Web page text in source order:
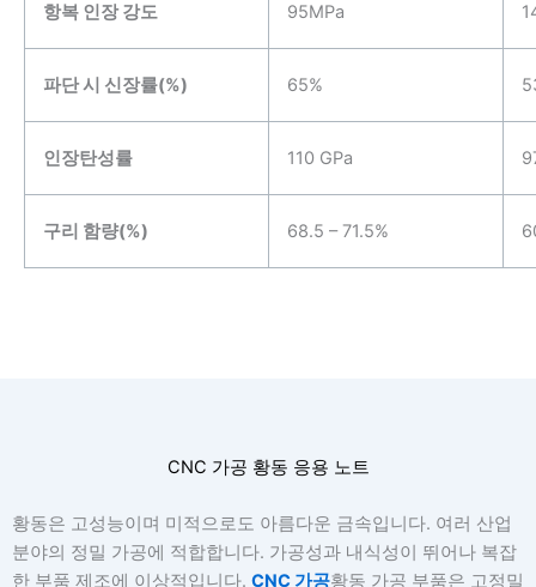
항복 인장 강도 95MPa
파단 시 신장률(%) 65%
인장탄성률 110 GPa
구리 함량(%) 68.5 – 71.5%
CNC 가공 황동 응용 노트
황동은 고성능이며 미적으로도 아름다운 금속입니다. 여러 산업
분야의 정밀 가공에 적합합니다. 가공성과 내식성이 뛰어나 복잡
한 부품 제조에 이상적입니다. CNC 가공황동 가공 부품은 고정밀